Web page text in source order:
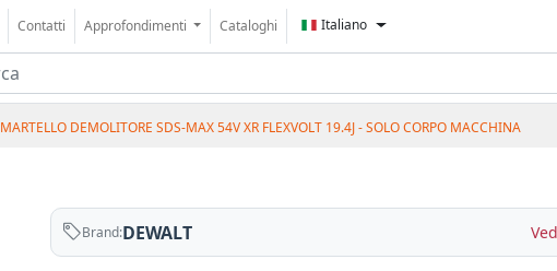
Contatti Approfondimenti Cataloghi Italiano
MARTELLO DEMOLITORE SDS-MAX 54V XR FLEXVOLT 19.4J - SOLO CORPO MACCHINA
Brand:DEWALT